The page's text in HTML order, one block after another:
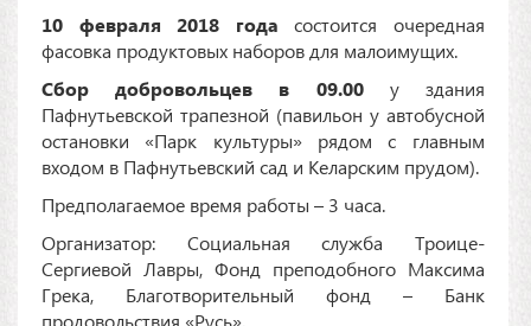
10 февраля 2018 года состоится очередная
фасовка продуктовых наборов для малоимущих.
Сбор добровольцев
в 09.00 у здания
Пафнутьевской трапезной (павильон у автобусной
остановки «Парк культуры» рядом с главным
входом в Пафнутьевский сад и Келарским прудом).
Предполагаемое время работы – 3 часа.
Организатор: Социальная служба Троице-
Сергиевой Лавры, Фонд преподобного Максима
Грека, Благотворительный фонд – Банк
продовольствия «Русь».